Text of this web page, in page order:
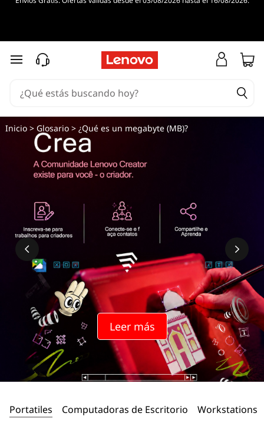
Ir al contenido principal
Leer más
Inicio> Glosario> ¿Qué es un megabyte (MB)?
Portatiles Computadoras de Escritorio Workstations